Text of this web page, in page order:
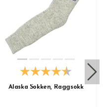
Alaska Sokken, Raggsokk